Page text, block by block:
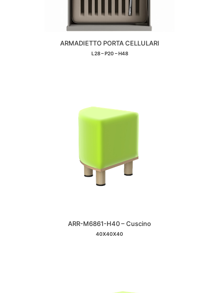
ARMADIETTO PORTA CELLULARI
L28 – P20 – H48
ARR-M6861-H40 – Cuscino
40X40X40